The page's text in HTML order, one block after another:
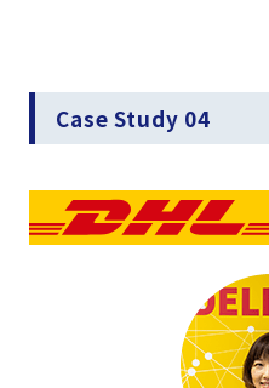
Case Study 04